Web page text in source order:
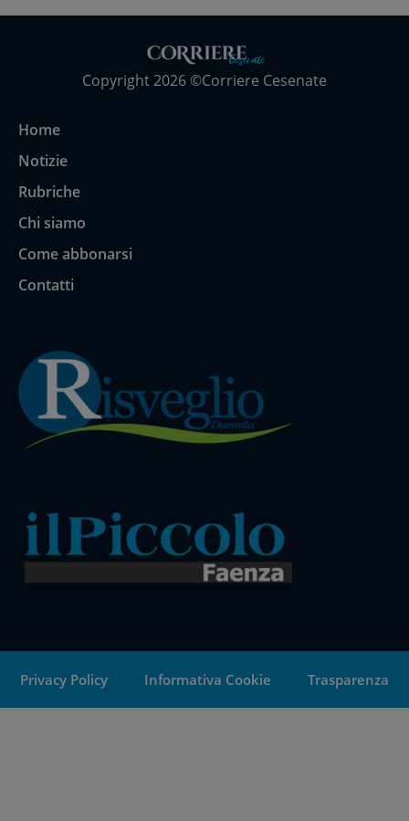
Copyright 2026 ©Corriere Cesenate
Home
Notizie
Rubriche
Chi siamo
Come abbonarsi
Contatti
Privacy Policy Informativa Cookie Trasparenza